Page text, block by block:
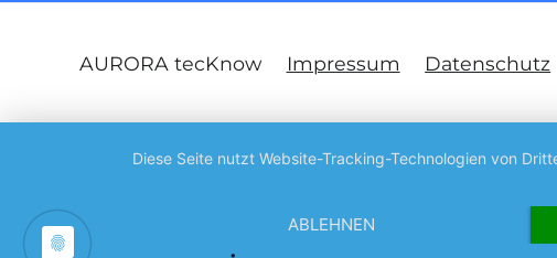
AURORA tecKnow Impressum Datenschutz
Diese Seite nutzt Website-Tracking-Technologien von
ABLEHNEN